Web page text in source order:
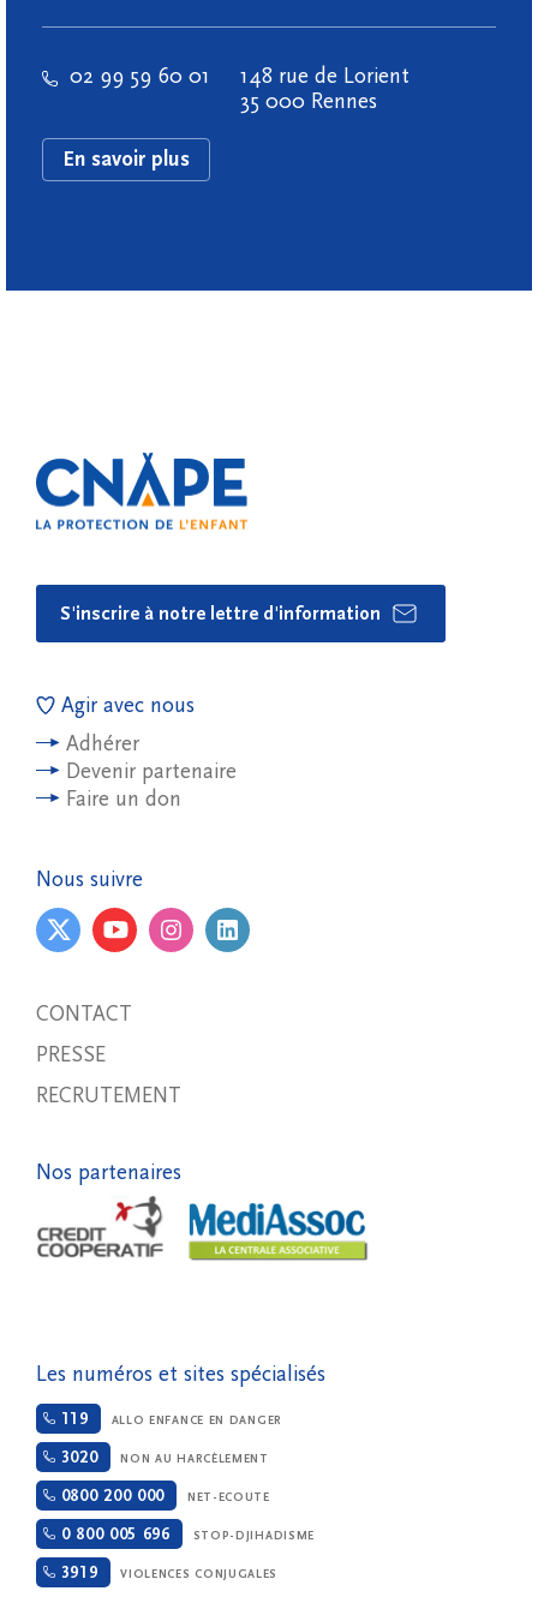
02 99 59 60 01
148 rue de Lorient
35 000 Rennes
En savoir plus
S'inscrire à notre lettre d'information
Agir avec nous
Adhérer
Devenir partenaire
Faire un don
Nous suivre
CONTACT
PRESSE
RECRUTEMENT
Nos partenaires
Les numéros et sites spécialisés
119 ALLO ENFANCE EN DANGER
3020 NON AU HARCÈLEMENT
0800 200 000 NET-ECOUTE
0 800 005 696 STOP-DJIHADISME
3919 VIOLENCES CONJUGALES